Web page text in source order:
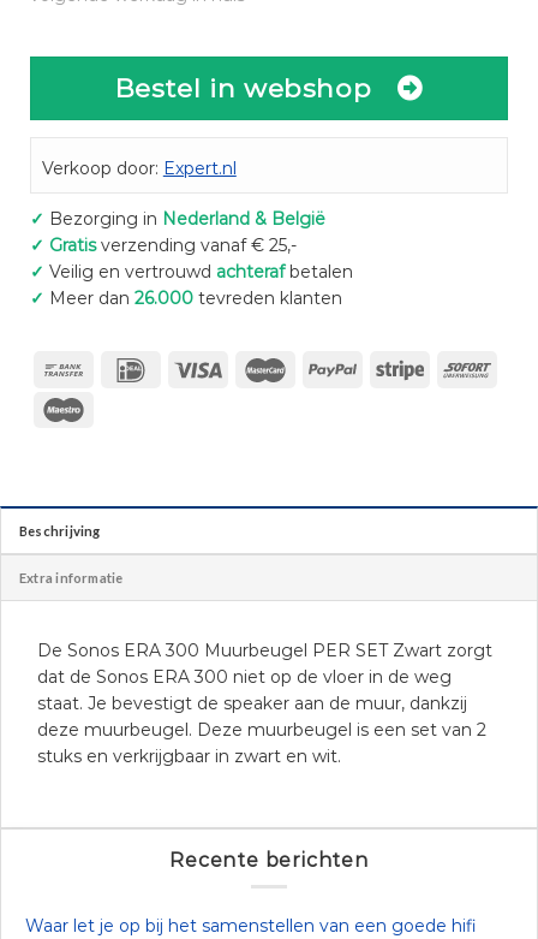
Bestel in webshop
Verkoop door: Expert.nl
✓ Bezorging in Nederland & België
✓ Gratisverzending vanaf € 25,-
✓ Veilig en vertrouwd achterafbetalen
✓ Meer dan 26.000tevreden klanten
Beschrijving
Extra informatie
De Sonos ERA 300 Muurbeugel PER SET Zwart zorgt
dat de Sonos ERA 300 niet op de vloer in de weg
staat. Je bevestigt de speaker aan de muur, dankzij
deze muurbeugel. Deze muurbeugel is een set van 2
stuks en verkrijgbaar in zwart en wit.
Recente berichten
Waar let je op bij het samenstellen van een goede hifi